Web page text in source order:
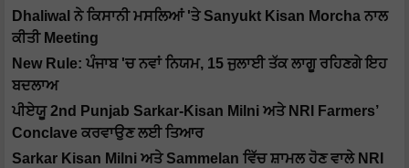
Dhaliwal ਨੇ ਕਿਸਾਨੀ ਮਸਲਿਆਂ 'ਤੇ Sanyukt Kisan Morcha ਨਾਲ
ਕੀਤੀ Meeting
New Rule: ਪੰਜਾਬ 'ਚ ਨਵਾਂ ਨਿਯਮ, 15 ਜੁਲਾਈ ਤੱਕ ਲਾਗੂ ਰਹਿਣਗੇ ਇਹ
ਬਦਲਾਅ
ਪੀਏਯੂ 2nd Punjab Sarkar-Kisan Milni ਅਤੇ NRI Farmers’
Conclave ਕਰਵਾਉਣ ਲਈ ਤਿਆਰ
Sarkar Kisan Milni ਅਤੇ Sammelan ਵਿੱਚ ਸ਼ਾਮਲ ਹੋਣ ਵਾਲੇ NRI